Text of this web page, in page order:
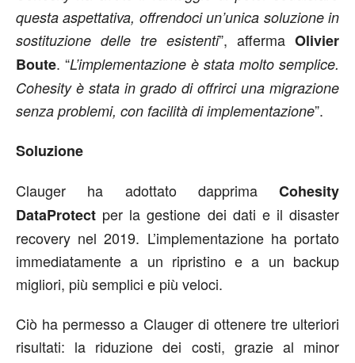
questa aspettativa, offrendoci un’unica soluzione in
sostituzione delle tre esistenti”, afferma Olivier
Boute. “L’implementazione è stata molto semplice.
Cohesity è stata in grado di offrirci una migrazione
senza problemi, con facilità di implementazione”.
Soluzione
Clauger ha adottato dapprima Cohesity
DataProtect per la gestione dei dati e il disaster
recovery nel 2019. L’implementazione ha portato
immediatamente a un ripristino e a un backup
migliori, più semplici e più veloci.
Ciò ha permesso a Clauger di ottenere tre ulteriori
risultati: la riduzione dei costi, grazie al minor